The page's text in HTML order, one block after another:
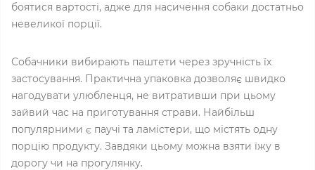
боятися вартості, адже для насичення собаки достатньо
невеликої порції.
Собачники вибирають паштети через зручність їх
застосування. Практична упаковка дозволяє швидко
нагодувати улюбленця, не витративши при цьому
зайвий час на приготування страви. Найбільш
популярними є паучі та ламістери, що містять одну
порцію продукту. Завдяки цьому можна взяти їжу в
дорогу чи на прогулянку.